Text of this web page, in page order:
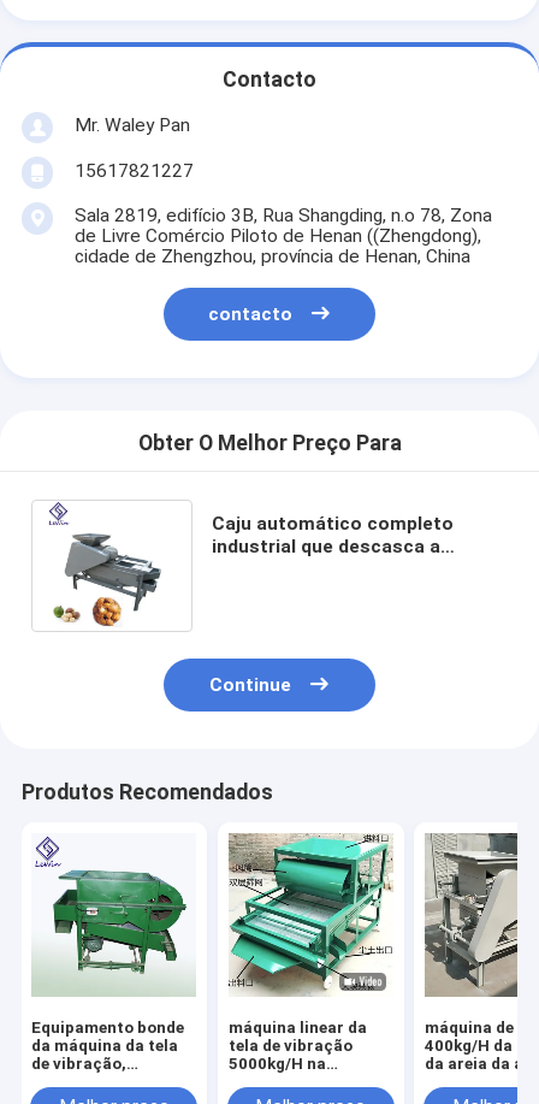
Contacto
Mr. Waley Pan
15617821227
Sala 2819, edifício 3B, Rua Shangding, n.o 78, Zona
de Livre Comércio Piloto de Henan ((Zhengdong),
cidade de Zhengzhou, província de Henan, China
contacto
Obter O Melhor Preço Para
Caju automático completo
industrial que descasca a
Continue
Produtos Recomendados
Equipamento bonde
da máquina da tela
de vibração,
industrial da tela de
máquina linear da
tela de vibração
5000kg/H na
transformação
máquina de
400kg/H da
da areia da
plataforma